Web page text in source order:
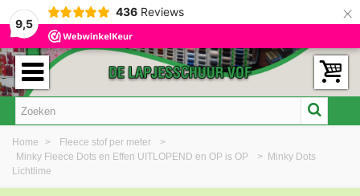
9,5
436 Reviews ×
Home > Fleece stof per meter
>
Minky Fleece Dots en Effen UITLOPEND en OP is OP
> Minky Dots
Lichtlime